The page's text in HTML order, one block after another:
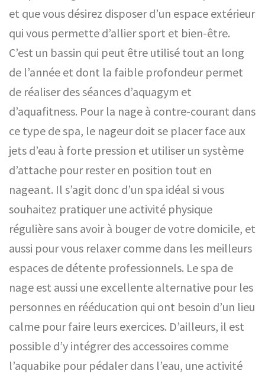
et que vous désirez disposer d’un espace extérieur
qui vous permette d’allier sport et bien-être.
C’est un bassin qui peut être utilisé tout an long
de l’année et dont la faible profondeur permet
de réaliser des séances d’aquagym et
d’aquafitness. Pour la nage à contre-courant dans
ce type de spa, le nageur doit se placer face aux
jets d’eau à forte pression et utiliser un système
d’attache pour rester en position tout en
nageant. Il s’agit donc d’un spa idéal si vous
souhaitez pratiquer une activité physique
régulière sans avoir à bouger de votre domicile, et
aussi pour vous relaxer comme dans les meilleurs
espaces de détente professionnels. Le spa de
nage est aussi une excellente alternative pour les
personnes en rééducation qui ont besoin d’un lieu
calme pour faire leurs exercices. D’ailleurs, il est
possible d’y intégrer des accessoires comme
l’aquabike pour pédaler dans l’eau, une activité